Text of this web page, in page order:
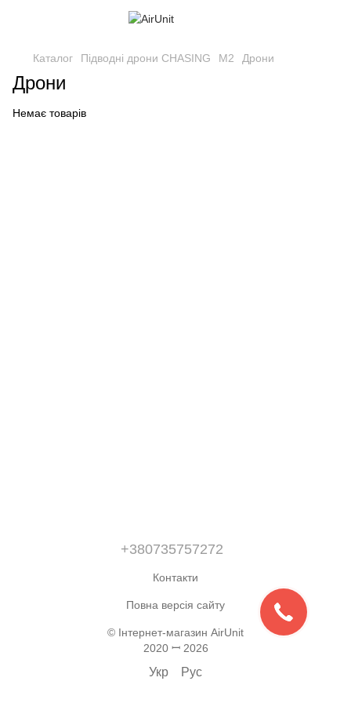
Каталог Підводні дрони CHASING M2 Дрони
Дрони
Немає товарів
+380735757272
Контакти
Повна версія сайту
© Інтернет-магазин AirUnit
2020 ꟷ 2026
Укр Рус